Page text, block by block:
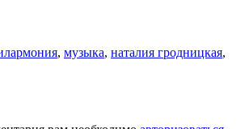
, музыка, наталия гродницкая,